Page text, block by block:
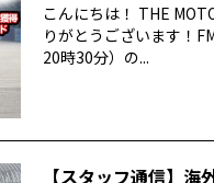
こんにちは！ THE
りがとうございます！
20時30分）の...
【スタッフ通信】